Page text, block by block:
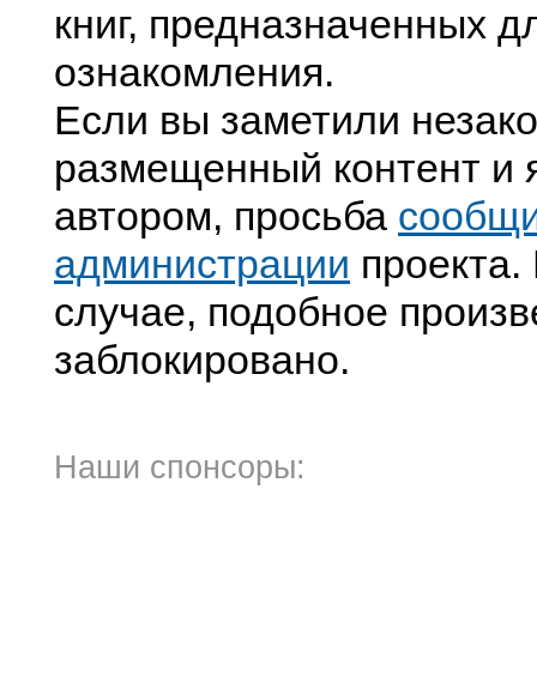
книг, предназначенных
ознакомления.
Если вы заметили
размещенный контент и
автором, просьба
администрации
случае, подобное
заблокировано.
Наши спонсоры: